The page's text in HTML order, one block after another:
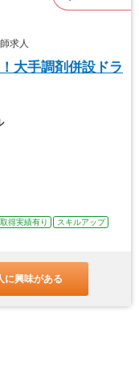
求人
大手調剤併設ドラ
得実績有り
スキルアップ
に興味がある